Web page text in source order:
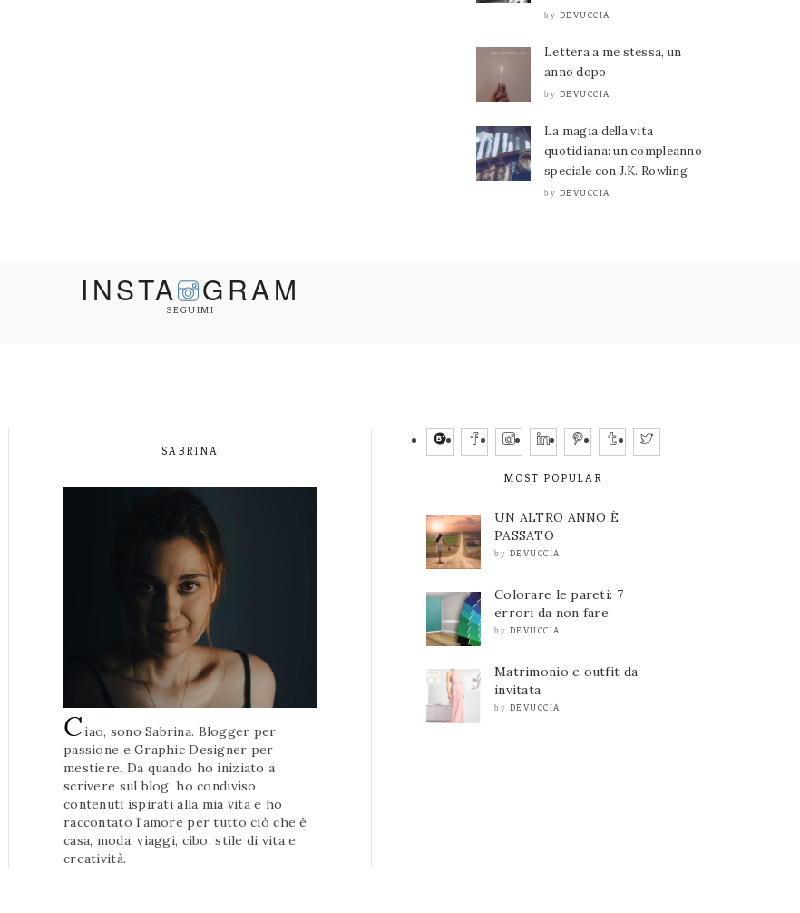
by DEVUCCIA
Lettera a me stessa, un
anno dopo
by DEVUCCIA
La magia della vita
quotidiana: un compleanno
speciale con J.K. Rowling
by DEVUCCIA
INSTA GRAM
SEGUIMI
SABRINA
Ciao, sono Sabrina. Blogger per
passione e Graphic Designer per
mestiere. Da quando ho iniziato a
scrivere sul blog, ho condiviso
contenuti ispirati alla mia vita e ho
raccontato l'amore per tutto ciò che è
casa, moda, viaggi, cibo, stile di vita e
creatività.
MOST POPULAR
UN ALTRO ANNO È
PASSATO
by DEVUCCIA
Colorare le pareti: 7
errori da non fare
by DEVUCCIA
Matrimonio e outfit da
invitata
by DEVUCCIA